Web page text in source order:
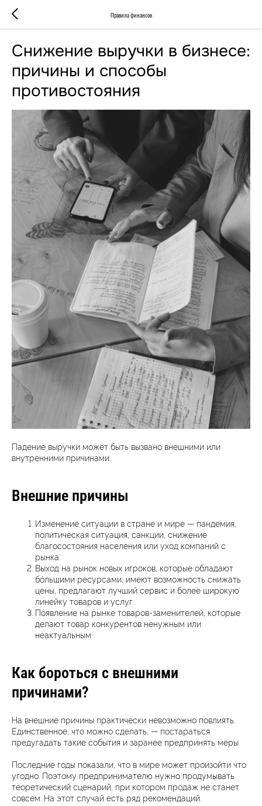
Правила финансов
Снижение выручки в бизнесе:
причины и способы
противостояния
Падение выручки может быть вызвано внешними или
внутренними причинами.
Внешние причины
Изменение ситуации в стране и мире — пандемия,
политическая ситуация, санкции, снижение
благосостояния населения или уход компаний с
рынка.
Выход на рынок новых игроков, которые обладают
бóльшими ресурсами, имеют возможность снижать
цены, предлагают лучший сервис и более широкую
линейку товаров и услуг.
Появление на рынке товаров-заменителей, которые
делают товар конкурентов ненужным или
неактуальным.
Как бороться с внешними
причинами?
На внешние причины практически невозможно повлиять.
Единственное, что можно сделать, — постараться
предугадать такие события и заранее предпринять меры.
Последние годы показали, что в мире может произойти что
угодно. Поэтому предпринимателю нужно продумывать
теоретический сценарий, при котором продаж не станет
совсем. На этот случай есть ряд рекомендаций.